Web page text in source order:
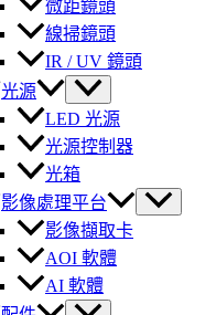
微距鏡頭
線掃鏡頭
IR / UV 鏡頭
光源
LED 光源
光源控制器
光箱
影像處理平台
影像擷取卡
AOI 軟體
AI 軟體